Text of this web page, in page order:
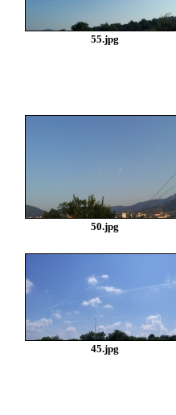
55.jpg
50.jpg
45.jpg